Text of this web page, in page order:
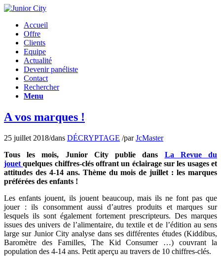
Accueil
Offre
Clients
Equipe
Actualité
Devenir panéliste
Contact
Rechercher
Menu
A vos marques !
25 juillet 2018/dans DÉCRYPTAGE /parJcMaster
Tous les mois, Junior City publie dans La Revue du
jouetquelques chiffres-clés offrant un éclairage sur les usages et
attitudes des 4-14 ans. Thème du mois de juillet : les marques
préférées des enfants !
Les enfants jouent, ils jouent beaucoup, mais ils ne font pas que
jouer : ils consomment aussi d’autres produits et marques sur
lesquels ils sont également fortement prescripteurs. Des marques
issues des univers de l’alimentaire, du textile et de l’édition au sens
large sur Junior City analyse dans ses différentes études (Kiddibus,
Baromètre des Familles, The Kid Consumer …) couvrant la
population des 4-14 ans. Petit aperçu au travers de 10 chiffres-clés.